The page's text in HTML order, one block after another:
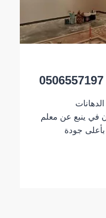
في ينبع عن معلم
بأعلى جودة